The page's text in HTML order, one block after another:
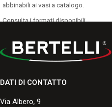
abbinabili ai vasi a catalogo.
Consulta i formati disponibili.
DATI DI CONTATTO
Via Albero, 9